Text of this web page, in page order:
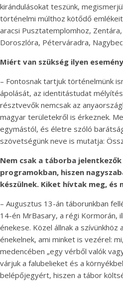
kirándulásokat teszünk,
történelmi múlthoz kötődő
aracsi Pusztatemplomhoz,
Doroszlóra, Péterváradra,
Miért van szükség ilyen
– Fontosnak tartjuk történelmünk
ápolását, az identitástudat
résztvevők nemcsak az
magyar területekről is érkeznek.
egymástól, és életre szóló
szövetségünk neve is mutatja:
Nem csak a táborba
programokban, hiszen
készülnek. Kiket hívtak meg, és
– Augusztus 13-án táborunkban
14-én MrBasary, a régi Kormorán,
énekese. Közel állnak a szívünkhöz
énekelnek, ami minket is vezérel:
medencében „egy vérből valók
várjuk a falubelieket és a
belépőjegyért, hiszen a tábor